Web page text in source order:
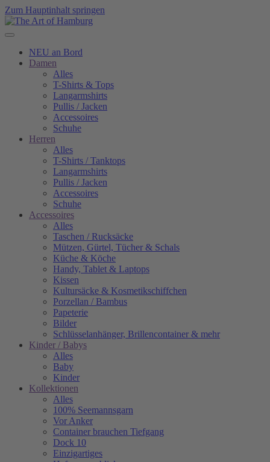
Zum Hauptinhalt springen
NEU an Bord
Damen
Alles
T-Shirts & Tops
Langarmshirts
Pullis / Jacken
Accessoires
Schuhe
Herren
Alles
T-Shirts / Tanktops
Langarmshirts
Pullis / Jacken
Accessoires
Schuhe
Accessoires
Alles
Taschen / Rucksäcke
Mützen, Gürtel, Tücher & Schals
Küche & Köche
Handy, Tablet & Laptops
Kissen
Kultursäcke & Kosmetikschiffchen
Porzellan / Bambus
Papeterie
Bilder
Schlüsselanhänger, Brillencontainer & mehr
Kinder / Babys
Alles
Baby
Kinder
Kollektionen
Alles
100% Seemannsgarn
Vor Anker
Container brauchen Tiefgang
Dock 10
Einzigartiges